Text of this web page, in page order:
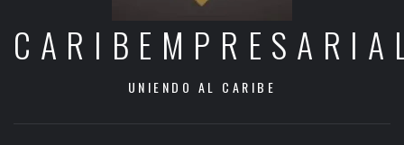
UNIENDO AL CARIBE